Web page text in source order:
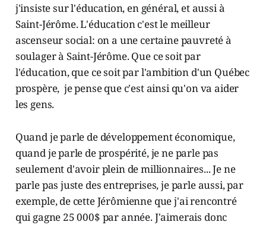
j'insiste sur l'éducation, en général, et aussi à
Saint-Jérôme. L'éducation c'est le meilleur
ascenseur social: on a une certaine pauvreté à
soulager à Saint-Jérôme. Que ce soit par
l'éducation, que ce soit par l'ambition d'un Québec
prospère, je pense que c'est ainsi qu'on va aider
les gens.
Quand je parle de développement économique,
quand je parle de prospérité, je ne parle pas
seulement d'avoir plein de millionnaires... Je ne
parle pas juste des entreprises, je parle aussi, par
exemple, de cette Jérômienne que j'ai rencontré
qui gagne 25 000$ par année. J'aimerais donc